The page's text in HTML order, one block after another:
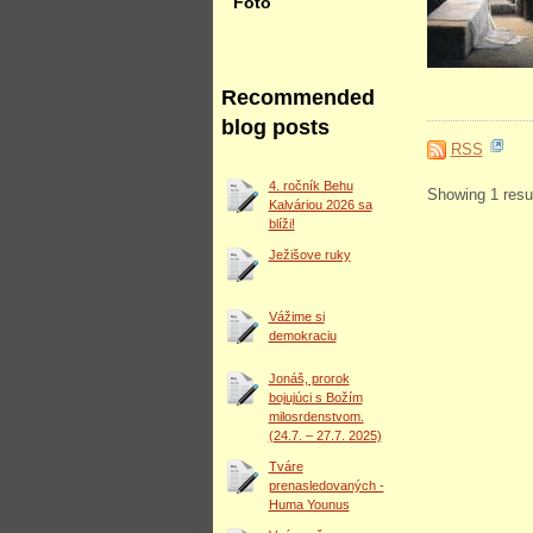
RSS
Showing 1
Recommended
blog posts
4. ročník Behu
Kalváriou 2026 sa
blíži!
Ježišove ruky
Vážime si
demokraciu
Jonáš, prorok
bojujúci s Božím
milosrdenstvom.
(24.7. – 27.7. 2025)
Tváre
prenasledovaných -
Huma Younus